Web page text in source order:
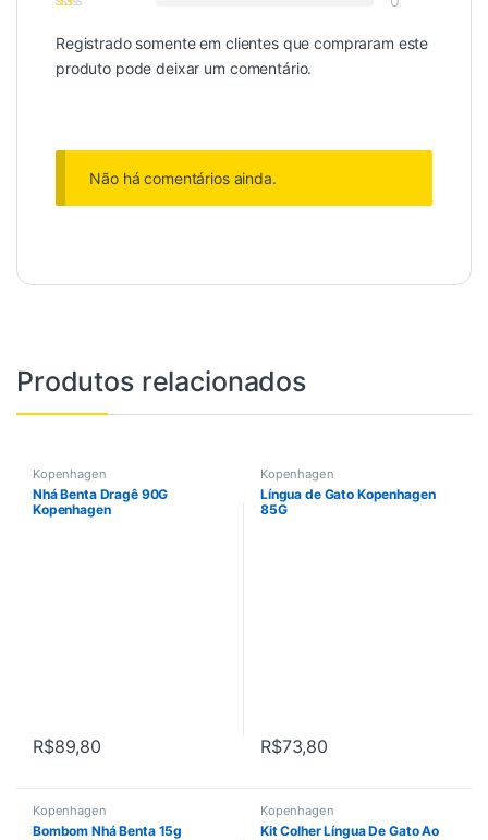
Registrado somente em clientes que compraram este
produto pode deixar um comentário.
Não há comentários ainda.
Produtos relacionados
Kopenhagen
Nhá Benta Dragê 90G
Kopenhagen
R$89,80
Kopenhagen
Língua de Gato Kopenhagen
85G
R$73,80
Kopenhagen
Bombom Nhá Benta 15g
Kopenhagen
Kit Colher Língua De Gato Ao